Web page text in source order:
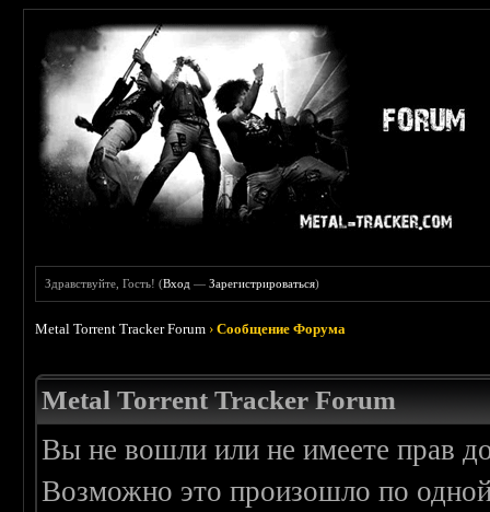
Здравствуйте, Гость! (Вход —Зарегистрироваться)
Metal Torrent Tracker Forum ›Сообщение Форума
Metal Torrent Tracker Forum
Вы не вошли или не имеете прав
Возможно это произошло по